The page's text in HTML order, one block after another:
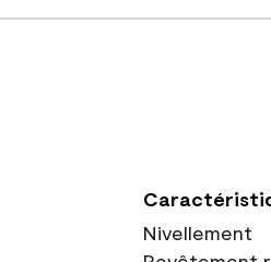
Nivellement